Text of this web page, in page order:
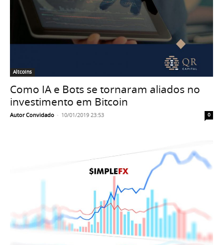
Altcoins
Como IA e Bots se tornaram aliados no
investimento em Bitcoin
Autor Convidado - 10/01/2019 23:53 0